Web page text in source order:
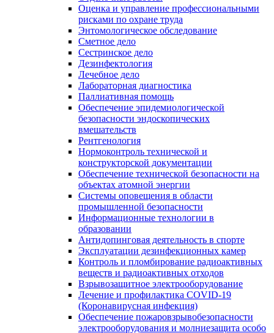
Оценка и управление профессиональными
рисками по охране труда
Энтомологическое обследование
Сметное дело
Сестринское дело
Дезинфектология
Лечебное дело
Лабораторная диагностика
Паллиативная помощь
Обеспечение эпидемиологической
безопасности эндоскопических
вмешательств
Рентгенология
Нормоконтроль технической и
конструкторской документации
Обеспечение технической безопасности на
объектах атомной энергии
Системы оповещения в области
промышленной безопасности
Информационные технологии в
образовании
Антидопинговая деятельность в спорте
Эксплуатации дезинфекционных камер
Контроль и пломбирование радиоактивных
веществ и радиоактивных отходов
Взрывозащитное электрооборудование
Лечение и профилактика COVID-19
(Коронавирусная инфекция)
Обеспечение пожаровзрывобезопасности
электрооборудования и молниезащита особо